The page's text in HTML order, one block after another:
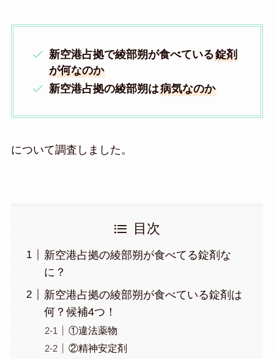
新空港占拠で綾部朔が食べている錠剤
が何なのか
新空港占拠の綾部朔は病気なのか
について調査しました。
目次
新空港占拠の綾部朔が食べてる錠剤な
に？
新空港占拠の綾部朔が食べている錠剤は
何？候補4つ！
①違法薬物
②精神安定剤